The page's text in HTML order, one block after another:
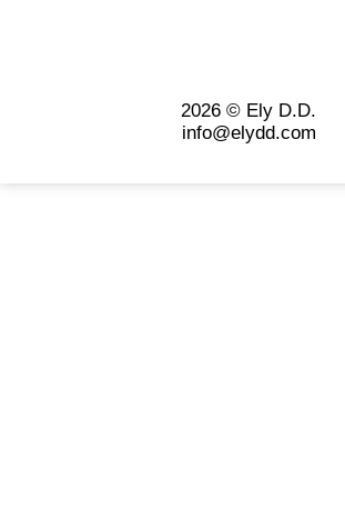
2026 © Ely D.D.
info@elydd.com